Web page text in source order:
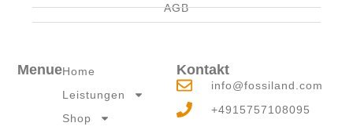
AGB
MenueHome
Leistungen
Shop
Kontakt
info@fossiland.com
+4915757108095